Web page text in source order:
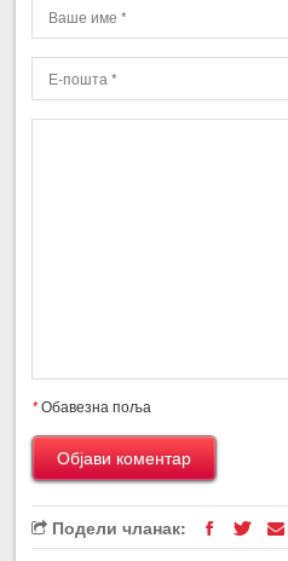
*Обавезна поља
Подели чланак: